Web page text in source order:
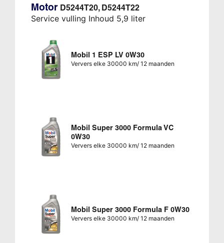
Motor D5244T20, D5244T22
Service vulling Inhoud 5,9 liter
Mobil 1 ESP LV 0W30
Ververs elke 30000 km/ 12 maanden
Mobil Super 3000 Formula VC
0W30
Ververs elke 30000 km/ 12 maanden
Mobil Super 3000 Formula F 0W30
Ververs elke 30000 km/ 12 maanden